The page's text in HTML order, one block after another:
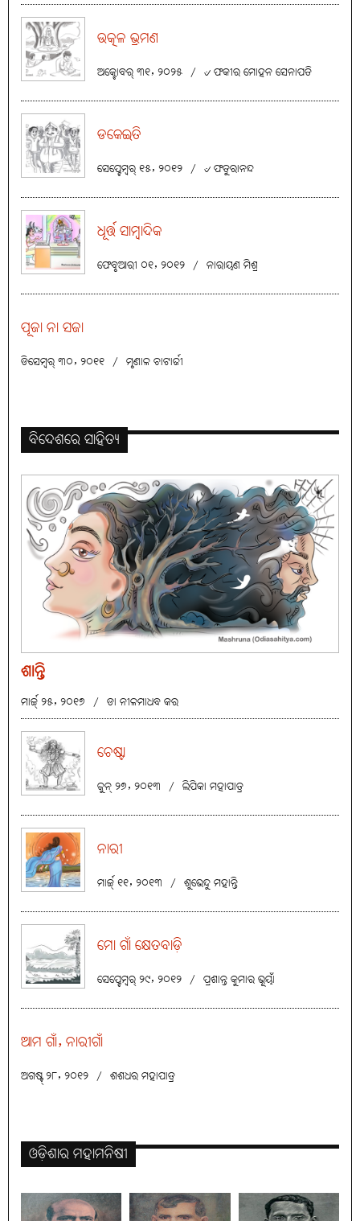
ଉତ୍କଳ ଭ୍ରମଣ
ଅକ୍ଟୋବର୍ ୩୧, ୨୦୨୫ / ୰ ଫକୀର ମୋହନ ସେନାପତି
ଡକେଇତି
ସେପ୍ଟେମ୍ବର୍ ୧୫, ୨୦୧୨ / ୰ ଫତୁରାନନ୍ଦ
ଧୂର୍ତ୍ତ ସାମ୍ବାଦିକ
ଫେବୃଆରୀ ୦୧, ୨୦୧୨ / ନାରାୟଣ ମିଶ୍ର
ପୂଜା ନା ସଜା
ଡିସେମ୍ବର୍ ୩୦, ୨୦୧୧ / ମୃଣାଳ ଚାଟାର୍ଜୀ
ବିଦେଶରେ ସାହିତ୍ୟ
ଶାନ୍ତି
ମାର୍ଚ୍ଚ୍ ୨୫, ୨୦୧୭ / ଡା ନୀଳମାଧବ କର
ଚେଷ୍ଟା
ଜୁନ୍ ୨୭, ୨୦୧୩ / ଲିପିକା ମହାପାତ୍ର
ନାରୀ
ମାର୍ଚ୍ଚ୍ ୧୧, ୨୦୧୩ / ଶୁଭେନ୍ଦୁ ମହାନ୍ତି
ମୋ ଗାଁ କ୍ଷେତବାଡ଼ି
ସେପ୍ଟେମ୍ବର୍ ୨୯, ୨୦୧୨ / ପ୍ରଶାନ୍ତ କୁମାର ଭୂୟାଁ
ଆମ ଗାଁ, ନାରୀଗାଁ
ଅଗଷ୍ଟ୍ ୨୮, ୨୦୧୨ / ଶଶଧର ମହାପାତ୍ର
ଓଡ଼ିଶାର ମହାମନିଷୀ